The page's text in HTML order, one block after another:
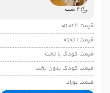
نوع سفر: هوایی (Economy)
حرکت:
4 شب
قیمت 2 تخته
قیمت 1 تخته
قیمت کودک با تخت
قیمت کودک بدون تخت
قیمت نوزاد